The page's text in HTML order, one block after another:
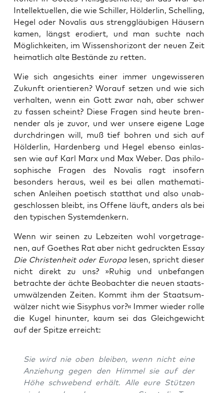
Intel­lek­tu­el­len, die wie Schil­ler, Höl­der­lin, Schel­ling,
Hegel oder Nova­lis aus streng­gläu­bi­gen Häu­sern
kamen, längst ero­diert, und man such­te nach
Mög­lich­kei­ten, im Wis­sens­ho­ri­zont der neu­en Zeit
hei­mat­lich alte Bestän­de zu retten.
Wie sich ange­sichts einer immer unge­wis­se­ren
Zukunft ori­en­tie­ren? Wor­auf set­zen und wie sich
ver­hal­ten, wenn ein Gott zwar nah, aber schwer
zu fas­sen scheint? Die­se Fra­gen sind heu­te bren­
nen­der als je zuvor, und wer unse­re eige­ne Lage
durch­drin­gen will, muß tief boh­ren und sich auf
Höl­der­lin, Har­den­berg und Hegel eben­so ein­las­
sen wie auf Karl Marx und Max Weber. Das phi­lo­
so­phi­sche Fra­gen des Nova­lis ragt inso­fern
beson­ders her­aus, weil es bei allen mathe­ma­ti­
schen Anlei­hen poe­tisch statt­hat und also unab­
ge­schlos­sen bleibt, ins Offe­ne läuft, anders als bei
den typi­schen Systemdenkern.
Wenn wir sei­nen zu Leb­zei­ten wohl vor­ge­tra­ge­
nen, auf Goe­thes Rat aber nicht gedruck­ten Essay
Die Chris­ten­heit oder Euro­palesen, spricht die­ser
nicht direkt zu uns? »Ruhig und unbe­fan­gen
betrach­te der äch­te Beob­ach­ter die neu­en staats­
um­wäl­zen­den Zei­ten. Kommt ihm der Staats­um­
wäl­zer nicht wie Sisy­phus vor?« Immer wie­der rol­le
die Kugel hin­un­ter, kaum sei das Gleich­ge­wicht
auf der Spit­ze erreicht:
Sie wird nie oben blei­ben, wenn nicht eine
Anzie­hung gegen den Him­mel sie auf der
Höhe schwe­bend erhält. Alle eure Stüt­zen